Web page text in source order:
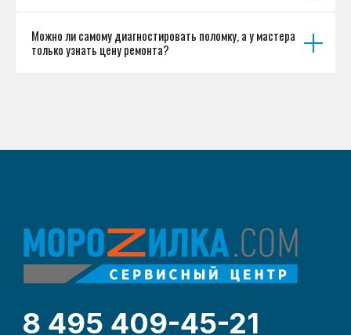
Можно ли самому диагностировать поломку, а у мастера
только узнать цену ремонта?